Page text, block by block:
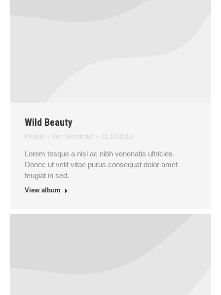
Wild Beauty
People Von Sternhaus 01.10.2016
Lorem tesque a nisl ac nibh venenatis ultricies.
Donec ut velit vitae purus consequat dolor amet
feugiat in sed.
View album